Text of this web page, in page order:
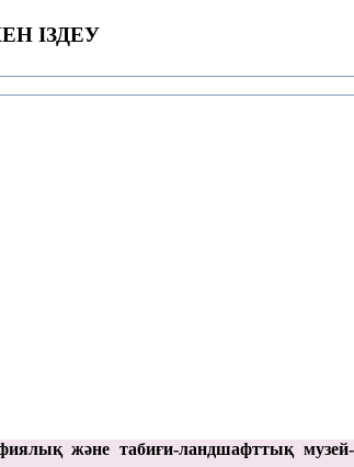
ІЗДЕУ
және табиғи-ландшафттық